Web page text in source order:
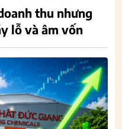
thu nhưng
lỗ và âm vốn